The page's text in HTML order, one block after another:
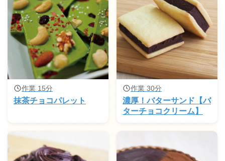
作業 15分
抹茶チョコパレット
作業 30分
濃厚！バターサンド【バ
ターチョコクリーム】